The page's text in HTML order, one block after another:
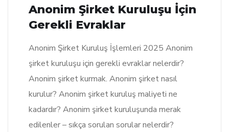
Anonim Şirket Kuruluşu İçin
Gerekli Evraklar
Anonim Şirket Kuruluş İşlemleri 2025 Anonim
şirket kuruluşu için gerekli evraklar nelerdir?
Anonim şirket kurmak. Anonim şirket nasıl
kurulur? Anonim şirket kuruluş maliyeti ne
kadardır? Anonim şirket kuruluşunda merak
edilenler – sıkça sorulan sorular nelerdir?